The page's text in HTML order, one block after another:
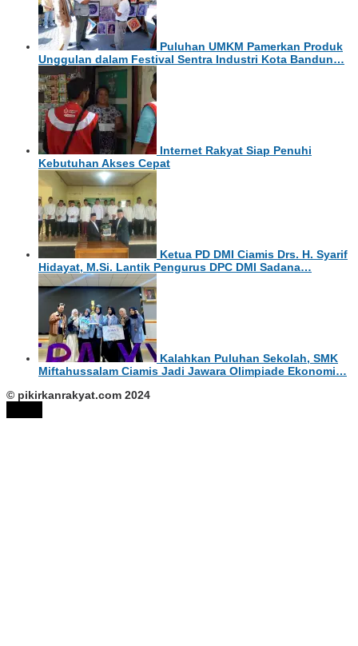
Puluhan UMKM Pamerkan Produk
Unggulan dalam Festival Sentra Industri Kota Bandun…
Internet Rakyat Siap Penuhi
Kebutuhan Akses Cepat
Ketua PD DMI Ciamis Drs. H. Syarif
Hidayat, M.Si. Lantik Pengurus DPC DMI Sadana…
Kalahkan Puluhan Sekolah, SMK
Miftahussalam Ciamis Jadi Jawara Olimpiade Ekonomi…
© pikirkanrakyat.com 2024